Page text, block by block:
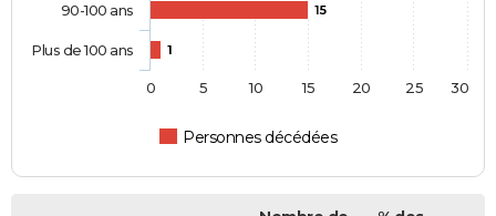
15
1
Personnes décédées
90-100 ans
Plus de 100 ans
0 5 10 15 20 25 30